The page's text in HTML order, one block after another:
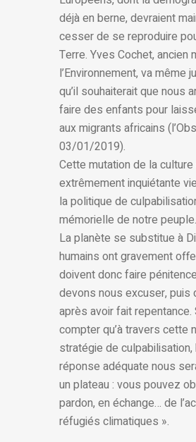
déjà en berne, devraient
cesser de se reproduire
Terre. Yves Cochet, ancien
l’Environnement, va même
qu’il souhaiterait que nous
faire des enfants pour
aux migrants africains
03/01/2019).
Cette mutation de la
extrêmement inquiétante
la politique de
mémorielle de notre peuple.
La planète se substitue à
humains ont gravement
doivent donc faire
devons nous excuser, puis
après avoir fait repentance.
compter qu’à travers cette
stratégie de
réponse adéquate nous
un plateau : vous pouvez
pardon, en échange… de
réfugiés climatiques ».